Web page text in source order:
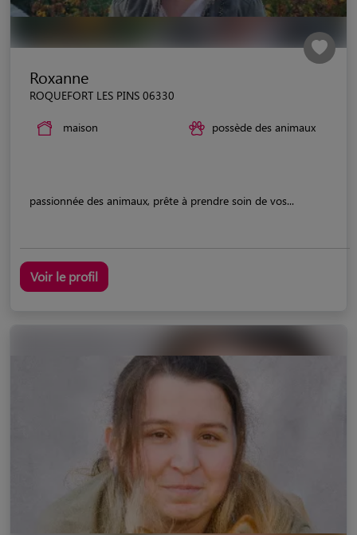
Roxanne
ROQUEFORT LES PINS 06330
maison possède des animaux
passionnée des animaux, prête à prendre soin de vos...
Voir le profil